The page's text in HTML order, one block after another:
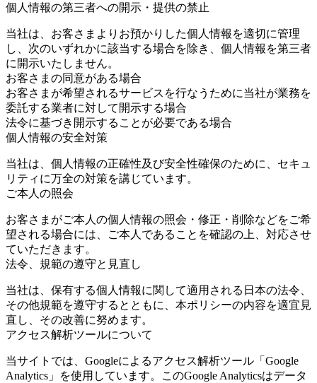
個人情報の第三者への開示・提供の禁止
当社は、お客さまよりお預かりした個人情報を適切に管理
し、次のいずれかに該当する場合を除き、個人情報を第三者
に開示いたしません。
お客さまの同意がある場合
お客さまが希望されるサービスを行なうために当社が業務を
委託する業者に対して開示する場合
法令に基づき開示することが必要である場合
個人情報の安全対策
当社は、個人情報の正確性及び安全性確保のために、セキュ
リティに万全の対策を講じています。
ご本人の照会
お客さまがご本人の個人情報の照会・修正・削除などをご希
望される場合には、ご本人であることを確認の上、対応させ
ていただきます。
法令、規範の遵守と見直し
当社は、保有する個人情報に関して適用される日本の法令、
その他規範を遵守するとともに、本ポリシーの内容を適宜見
直し、その改善に努めます。
アクセス解析ツールについて
当サイトでは、Googleによるアクセス解析ツール「Google
Analytics」を使用しています。このGoogle Analyticsはデータ